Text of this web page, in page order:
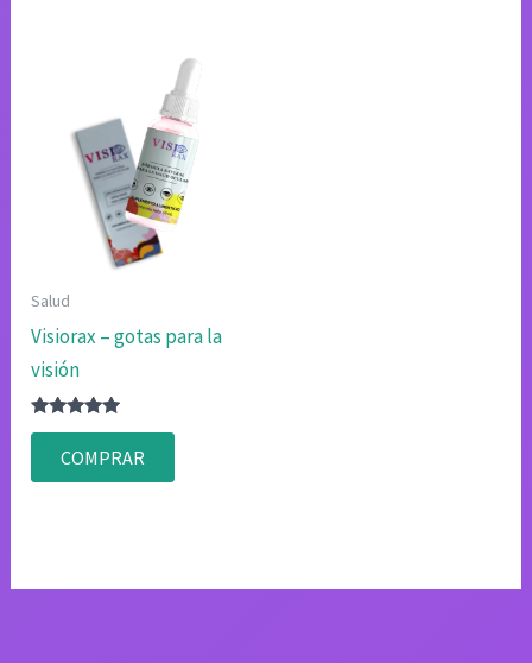
Salud
Visiorax – gotas para la
visión
Valorado
4.75
de 5
COMPRAR